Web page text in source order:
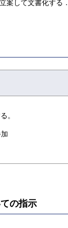
案して文書化す
。
の指示